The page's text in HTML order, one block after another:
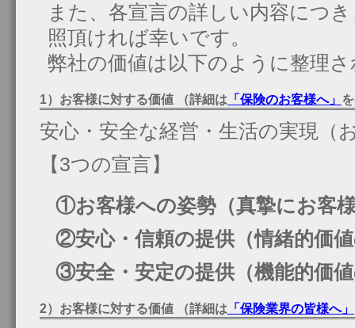
また、各宣言の詳しい内容につ
照頂ければ幸いです。
弊社の価値は以下のように整理
1）お客様に対する価値 （詳細は 「保険のお客様へ」
安心・安全な経営・生活の実現（
【3つの宣言】
①お客様への姿勢（真摯にお客
②安心・信頼の提供（情緒的価
③安全・安定の提供（機能的価
2）お客様に対する価値 （詳細は 「保険業界の皆様へ」